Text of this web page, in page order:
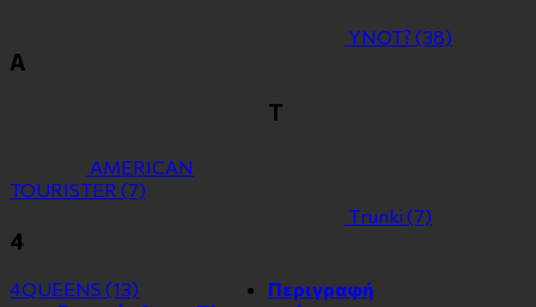
YNOT? (38)
Α
ΑMERICAN
TOURISTER (7)
Τ
Τrunki (7)
4
4QUEENS (13)
Περιγραφή